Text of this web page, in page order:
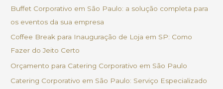
p
o
r
:
Buffet Corporativo em São Paulo: a solução completa para
os eventos da sua empresa
Coffee Break para Inauguração de Loja em SP: Como
Fazer do Jeito Certo
Orçamento para Catering Corporativo em São Paulo
Catering Corporativo em São Paulo: Serviço Especializado